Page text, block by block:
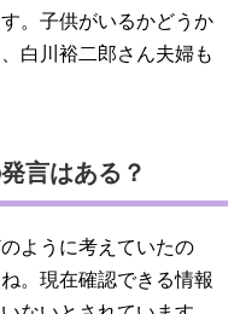
。子供がいるかどうか
白川裕二郎さん夫婦も
言はある？
ように考えていたの
。現在確認できる情報